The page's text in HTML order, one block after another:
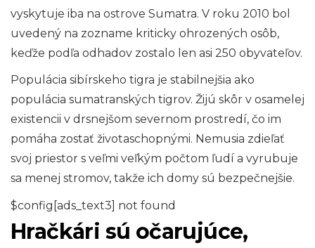
vyskytuje iba na ostrove Sumatra. V roku 2010 bol
uvedený na zozname kriticky ohrozených osôb,
keďže podľa odhadov zostalo len asi 250 obyvateľov.
Populácia sibírskeho tigra je stabilnejšia ako
populácia sumatranských tigrov. Žijú skôr v osamelej
existencii v drsnejšom severnom prostredí, čo im
pomáha zostať životaschopnými. Nemusia zdieľať
svoj priestor s veľmi veľkým počtom ľudí a vyrubuje
sa menej stromov, takže ich domy sú bezpečnejšie.
$config[ads_text3] not found
Hračkári sú očarujúce,